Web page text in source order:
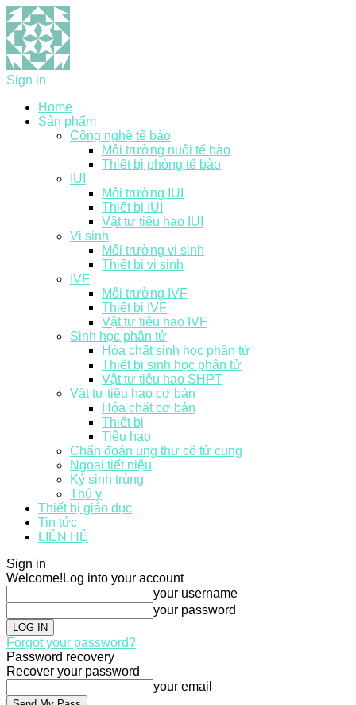
Sign in
Home
Sản phẩm
Công nghệ tế bào
Môi trường nuôi tế bào
Thiết bị phòng tế bào
IUI
Môi trường IUI
Thiết bị IUI
Vật tư tiêu hao IUI
Vi sinh
Môi trường vi sinh
Thiết bị vi sinh
IVF
Môi trường IVF
Thiết bị IVF
Vật tư tiêu hao IVF
Sinh học phân tử
Hóa chất sinh học phân tử
Thiết bị sinh học phân tử
Vật tư tiêu hao SHPT
Vật tư tiêu hao cơ bản
Hóa chất cơ bản
Thiết bị
Tiêu hao
Chẩn đoán ung thư cổ tử cung
Ngoại tiết niệu
Ký sinh trùng
Thú y
Thiết bị giáo dục
Tin tức
LIÊN HỆ
Sign in
Welcome! Log into your account
your username
your password
Forgot your password?
Password recovery
Recover your password
your email